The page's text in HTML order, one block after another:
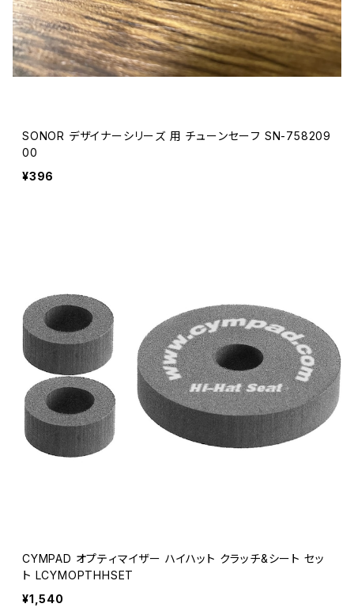
SONOR デザイナーシリーズ 用 チューンセーフ SN-758209
00
¥396
CYMPAD オプティマイザー ハイハット クラッチ&シート セッ
ト LCYMOPTHHSET
¥1,540